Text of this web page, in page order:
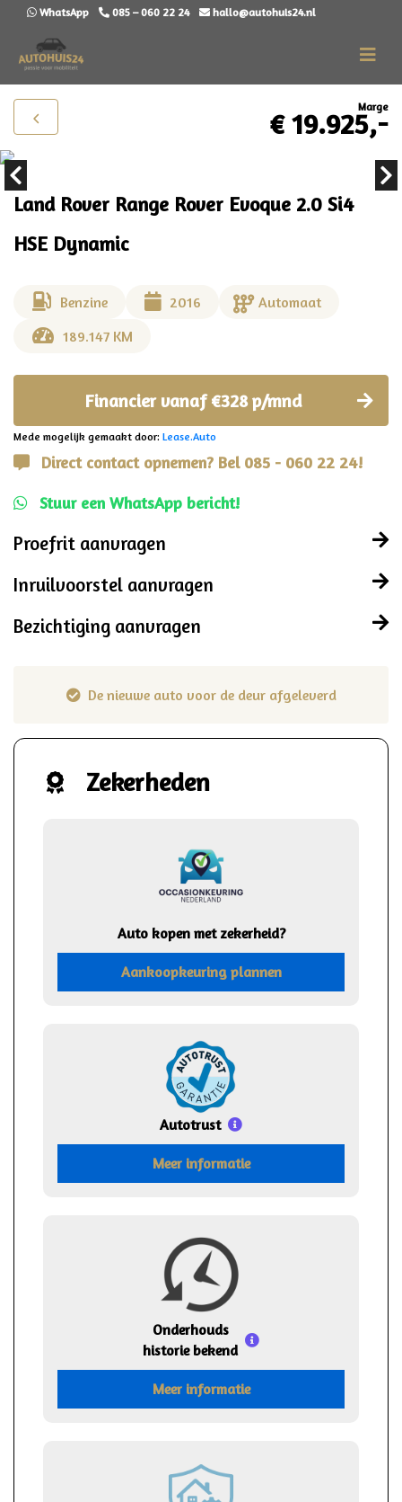
WhatsApp 085 – 060 22 24 hallo@autohuis24.nl
Marge
€ 19.925,-
Land Rover Range Rover Evoque 2.0 Si4
HSE Dynamic
Benzine 2016
Automaat
189.147 KM
Financier vanaf €328 p/mnd
Mede mogelijk gemaakt door: Lease.Auto
Direct contact opnemen? Bel 085 - 060 22 24!
Stuur een WhatsApp bericht!
Proefrit aanvragen
Inruilvoorstel aanvragen
Bezichtiging aanvragen
De nieuwe auto voor de deur afgeleverd
Zekerheden
Auto kopen met zekerheid?
Aankoopkeuring plannen
Autotrust
Meer informatie
Onderhouds
historie bekend
Meer informatie